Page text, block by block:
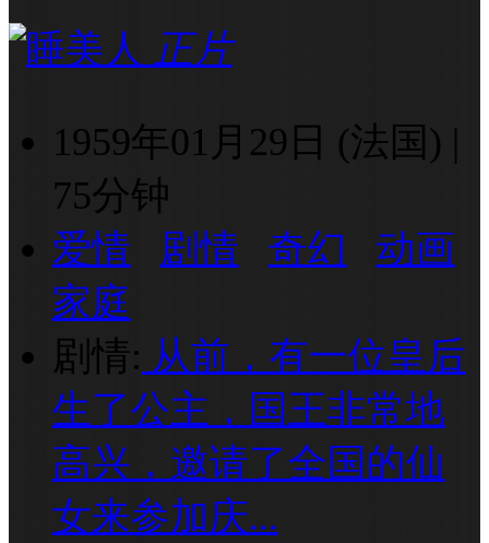
正片
1959年01月29日 (法国) |
75分钟
爱情
剧情 奇幻
动画
家庭
剧情: 从前，有一位皇后
生了公主，国王非常地
高兴，邀请了全国的仙
女来参加庆...